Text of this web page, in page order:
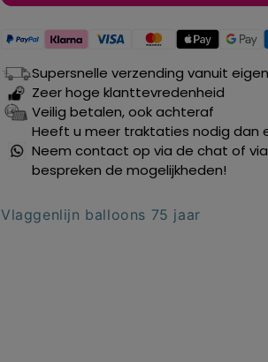
balloons
jaar
mtr.
balloons
jaar
mtr.
Supersnelle verzending vanuit
Zeer hoge klanttevredenheid
Veilig betalen, ook achteraf
Heeft u meer traktaties nodig dan
Neem contact op via de chat of
bespreken de mogelijkheden!
Vlaggenlijn balloons 75 jaar